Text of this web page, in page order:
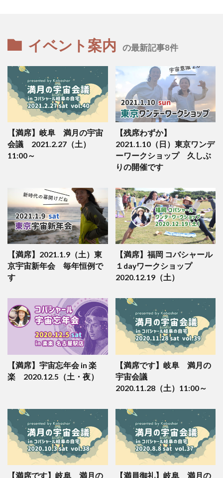
イベント案内 の最新記事8件
【満席】岐阜 満月の宇宙
会議 2021.2.27（土）
11:00～
【残席わずか】
2021.1.10（日）東京ワンデ
ーワークショップ 久しぶ
りの開催です
【満席】2021.1.9（土）東
京宇宙新年会 毎年恒例で
す
【満席】福岡 コバシャール
１dayワークショップ
2020.12.19（土）
【満席】宇宙忘年会 in 楽
楽 2020.12.5（土・夜）
【満席です】岐阜 満月の
宇宙会議
2020.11.28（土）11:00～
【満席です】岐阜 満月の 【満員御礼】岐阜 満月の